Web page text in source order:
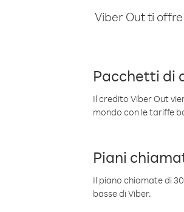
Viber Out ti
Pacchetti di
Il credito Viber Out
mondo con le tariffe
Piani
Il piano chiamate di
basse di Viber.